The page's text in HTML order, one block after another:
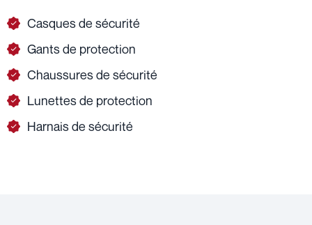
Casques de sécurité
Gants de protection
Chaussures de sécurité
Lunettes de protection
Harnais de sécurité